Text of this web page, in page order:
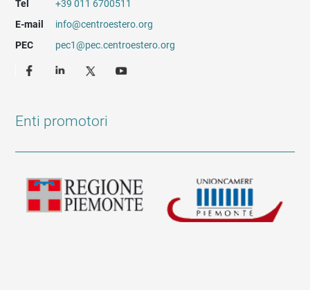
Tel
+39 011 6700511
E-mail
info@centroestero.org
PEC
pec1@pec.centroestero.org
Enti promotori